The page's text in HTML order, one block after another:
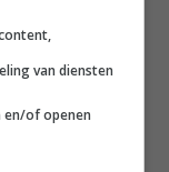
recepten
van diensten
en/of openen